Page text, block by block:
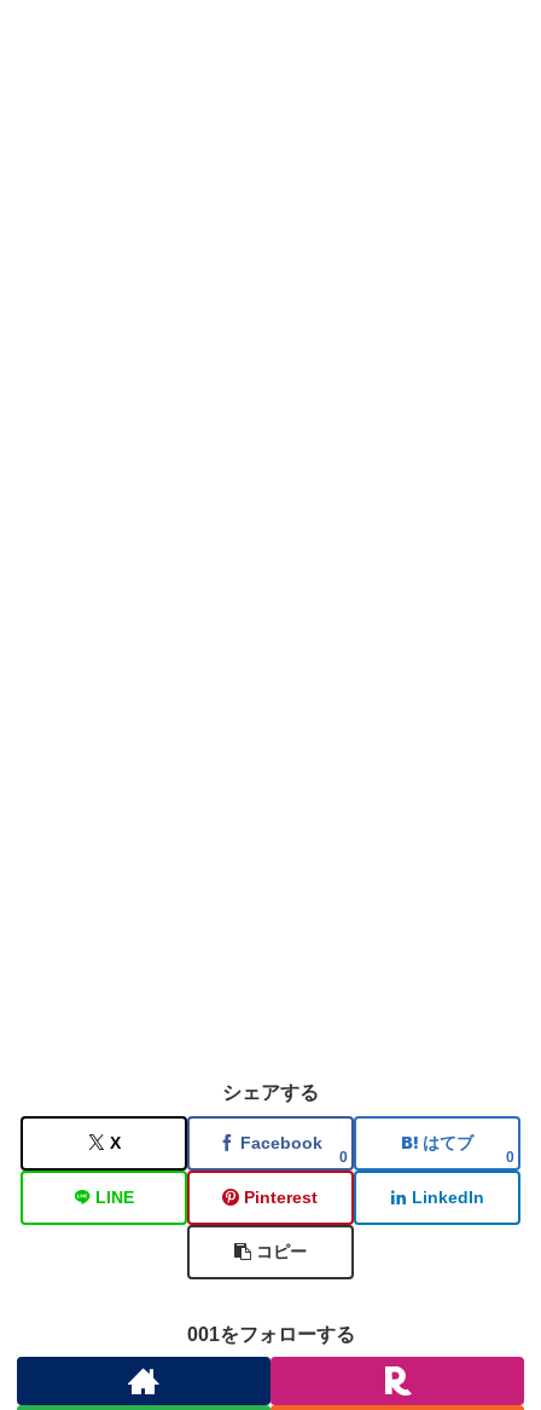
シェアする
X Facebook
0
はてブ
0
LINE Pinterest LinkedIn
コピー
001をフォローする